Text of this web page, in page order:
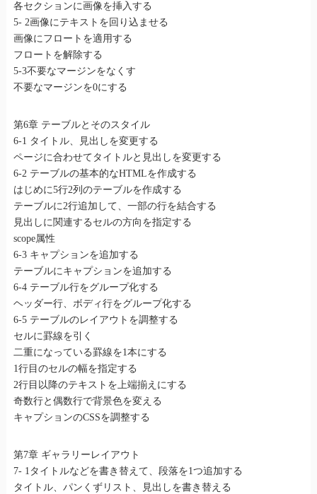
各セクションに画像を挿入する
5- 2画像にテキストを回り込ませる
画像にフロートを適用する
フロートを解除する
5-3不要なマージンをなくす
不要なマージンを0にする
第6章 テーブルとそのスタイル
6-1 タイトル、見出しを変更する
ページに合わせてタイトルと見出しを変更する
6-2 テーブルの基本的なHTMLを作成する
はじめに5行2列のテーブルを作成する
テーブルに2行追加して、一部の行を結合する
見出しに関連するセルの方向を指定する
scope属性
6-3 キャプションを追加する
テーブルにキャプションを追加する
6-4 テーブル行をグループ化する
ヘッダー行、ボディ行をグループ化する
6-5 テーブルのレイアウトを調整する
セルに罫線を引く
二重になっている罫線を1本にする
1行目のセルの幅を指定する
2行目以降のテキストを上端揃えにする
奇数行と偶数行で背景色を変える
キャプションのCSSを調整する
第7章 ギャラリーレイアウト
7- 1タイトルなどを書き替えて、段落を1つ追加する
タイトル、パンくずリスト、見出しを書き替える